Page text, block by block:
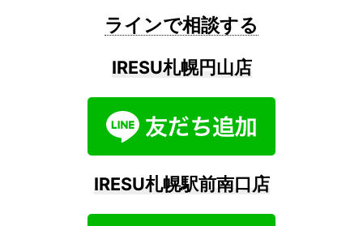
ラインで相談する
IRESU札幌円山店
IRESU札幌駅前南口店